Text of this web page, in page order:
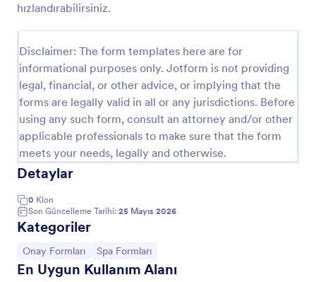
hızlandırabilirsiniz.
Disclaimer: The form templates here are for
informational purposes only. Jotform is not providing
legal, financial, or other advice, or implying that the
forms are legally valid in all or any jurisdictions. Before
using any such form, consult an attorney and/or other
applicable professionals to make sure that the form
meets your needs, legally and otherwise.
Detaylar
0 Klon
Son Güncelleme Tarihi: 25 Mayıs 2026
Kategoriler
Kategoriye git:
Onay Formları Kategoriye git:
Spa Formları
En Uygun Kullanım Alanı
Müşterilerinizin temel iletişim bilgileri ve fotoğraf
sözleşmesi örneği.
Go to Category:
Fotoğrafçılık Formları
Şablon Kullan
Önizleme